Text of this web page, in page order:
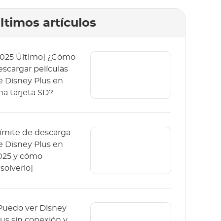
artículos
Último] ¿Cómo
películas
Disney Plus en
tarjeta SD?
de descarga
Disney Plus en
y cómo
ver Disney